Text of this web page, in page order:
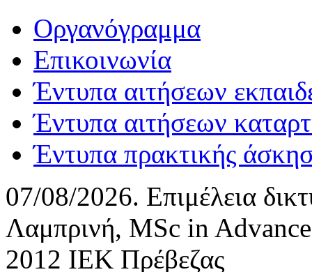
Οργανόγραμμα
Επικοινωνία
Έντυπα αιτήσεων
Έντυπα αιτήσεων
Έντυπα πρακτικής
07/08/2026. Επιμέλεια
Λαμπρινή, MSc in
2012 ΙΕΚ Πρέβεζας